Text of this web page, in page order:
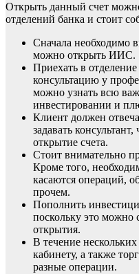
Открыть данный счет
отделений банка и стоит
Сначала необходимо
можно открыть ИИС.
Приехать в
консультацию у
можно узнать всю
инвестировании и
Клиент должен
задавать
открытие счета.
Стоит внимательно
Кроме того,
касаются операций,
прочем.
Пополнить
поскольку это можно
открытия.
В течение
кабинету, а также
разные операции.